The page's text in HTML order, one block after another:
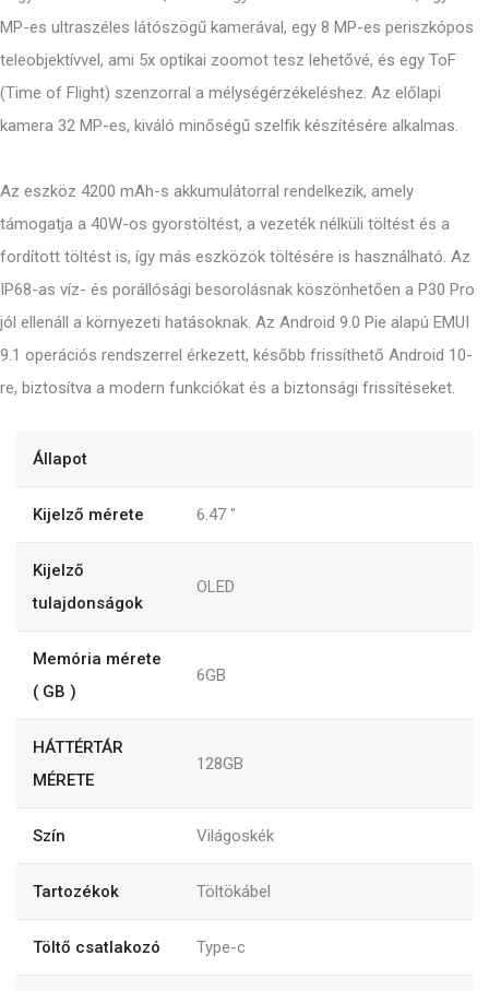
MP-es ultraszéles látószögű kamerával, egy 8 MP-es periszkópos
teleobjektívvel, ami 5x optikai zoomot tesz lehetővé, és egy ToF
(Time of Flight) szenzorral a mélységérzékeléshez. Az előlapi
kamera 32 MP-es, kiváló minőségű szelfik készítésére alkalmas.
Az eszköz 4200 mAh-s akkumulátorral rendelkezik, amely
támogatja a 40W-os gyorstöltést, a vezeték nélküli töltést és a
fordított töltést is, így más eszközök töltésére is használható. Az
IP68-as víz- és porállósági besorolásnak köszönhetően a P30 Pro
jól ellenáll a környezeti hatásoknak. Az Android 9.0 Pie alapú EMUI
9.1 operációs rendszerrel érkezett, később frissíthető Android 10-
re, biztosítva a modern funkciókat és a biztonsági frissítéseket.
Állapot
Kijelző mérete 6.47 "
Kijelző
tulajdonságok
OLED
Memória mérete
( GB )
6GB
HÁTTÉRTÁR
MÉRETE
128GB
Szín Világoskék
Tartozékok Töltökábel
Töltő csatlakozó Type-c